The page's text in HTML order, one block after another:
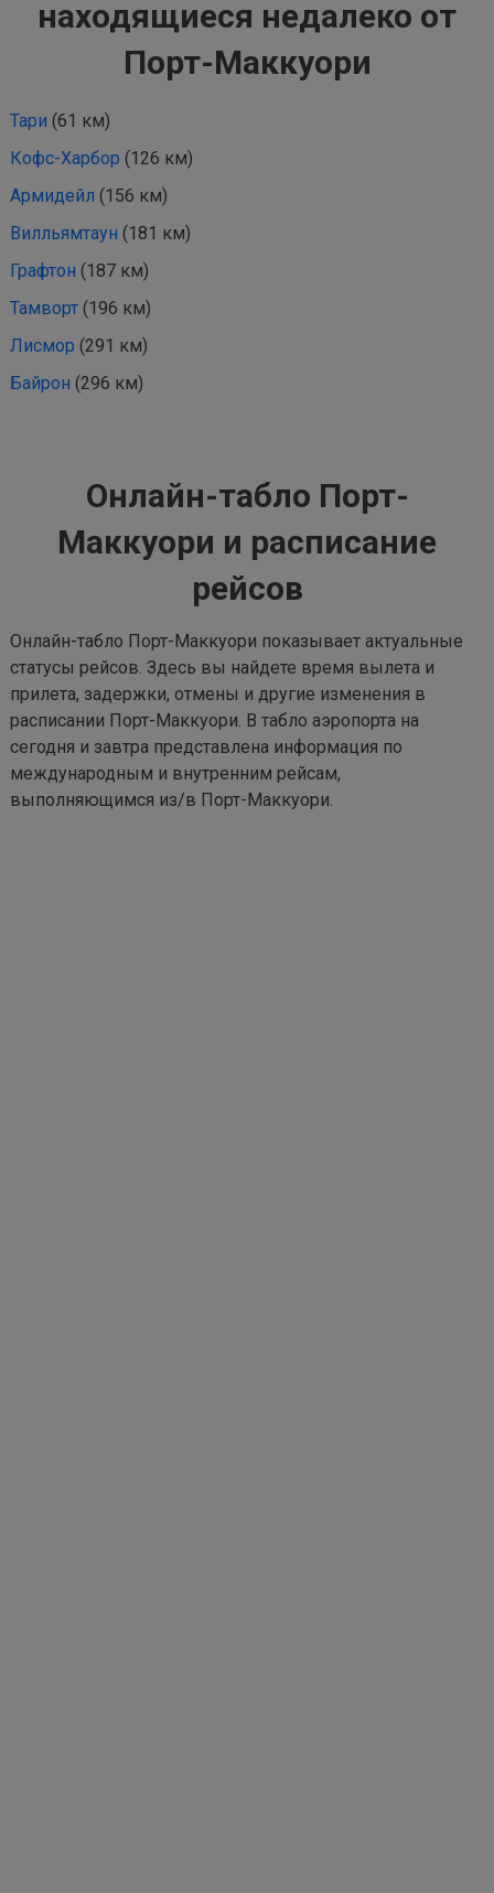
находящиеся недалеко от
Порт-Маккуори
Тари (61 км)
Кофс-Харбор (126 км)
Армидейл (156 км)
Вилльямтаун (181 км)
Графтон (187 км)
Тамворт (196 км)
Лисмор (291 км)
Байрон (296 км)
Онлайн-табло Порт-
Маккуори и расписание
рейсов
Онлайн-табло Порт-Маккуори показывает актуальные
статусы рейсов. Здесь вы найдете время вылета и
прилета, задержки, отмены и другие изменения в
расписании Порт-Маккуори. В табло аэропорта на
сегодня и завтра представлена информация по
международным и внутренним рейсам,
выполняющимся из/в Порт-Маккуори.